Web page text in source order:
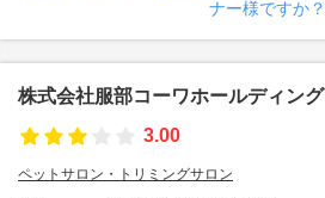
ナー様ですか？
株式会社服部コーワホールディング
3.00
ペットサロン・トリミングサロン